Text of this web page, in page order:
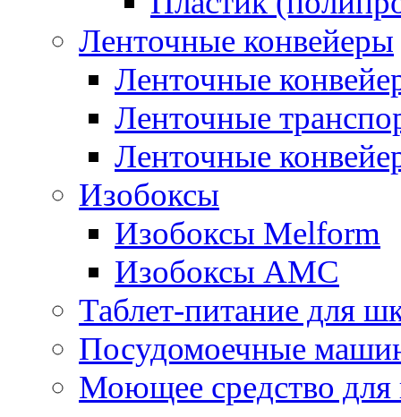
Ленточные конвейеры
Ленточные
Ленточные
Ленточные
Изобоксы
Изобоксы Melform
Изобоксы AMC
Таблет-питание для
Посудомоечные
Моющее средство для